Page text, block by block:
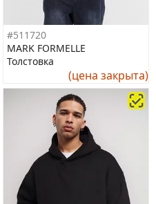
#511720
MARK FORMELLE
Толстовка
(цена закрыта)